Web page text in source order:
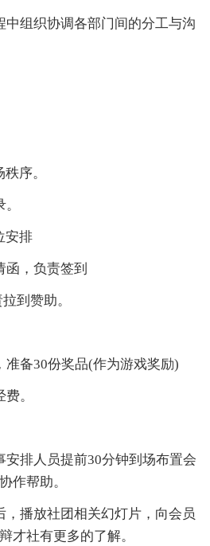
中组织协调各部门间的分工与沟
序。
安排
函，负责签到
到赞助。
准备30份奖品(作为游戏奖励)
。
安排人员提前30分钟到场布置会
作帮助。
，播放社团相关幻灯片，向会员
才社有更多的了解。